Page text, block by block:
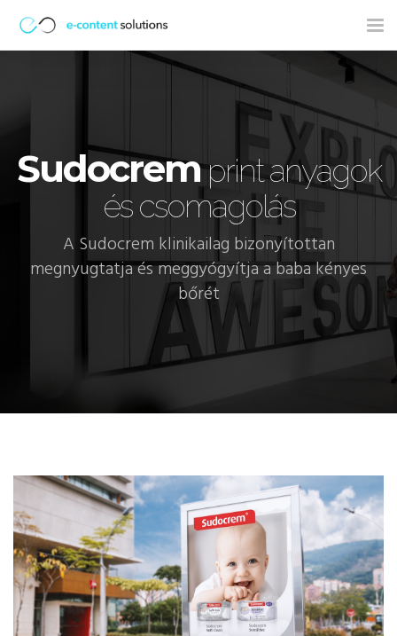
Sudocremprint anyagok
és csomagolás
A Sudocrem klinikailag bizonyítottan
megnyugtatja és meggyógyítja a baba kényes
bőrét